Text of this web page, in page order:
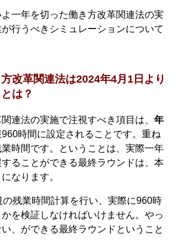
一年を切った働き方改革関連法の実
行うべきシミュレーションについて
改革関連法は2024年4月1日より
は？
連法の実施で注視すべき項目は、年
960時間に設定されることです。重ね
時間です。ということは、実際一年
ることができる最終ラウンドは、本
なります。
残業時間計算を行い、実際に960時
を検証しなければいけません。やっ
、ができる最終ラウンドということ